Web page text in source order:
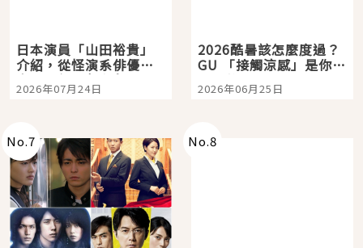
日本演員「山田裕貴」
介紹，從怪演系俳優走
向國民級日劇主角
2026年07月24日
2026酷暑該怎麼度過？
GU 「接觸涼感」是你的
夏日救星
2026年06月25日
No.7 No.8